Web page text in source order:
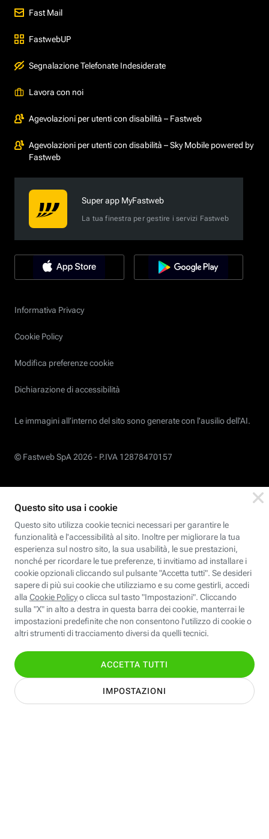
Fast Mail
FastwebUP
Segnalazione Telefonate Indesiderate
Lavora con noi
Agevolazioni per utenti con disabilità – Fastweb
Agevolazioni per utenti con disabilità – Sky Mobile powered by
Fastweb
Super app MyFastweb
La tua finestra per gestire i servizi Fastweb
Informativa Privacy
Cookie Policy
Modifica preferenze cookie
Dichiarazione di accessibilità
Le immagini all’interno del sito sono generate con l'ausilio dell'AI.
© Fastweb SpA 2026 - P.IVA 12878470157